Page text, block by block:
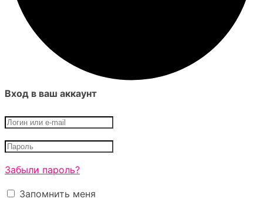
Вход в ваш аккаунт
Забыли пароль?
Запомнить меня